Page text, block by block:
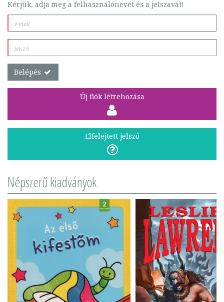
Kérjük, adja meg a felhasználónevét és a jelszavát!
Belépés
Új fiók létrehozása
Elfelejtett jelszó
Népszerű kiadványok